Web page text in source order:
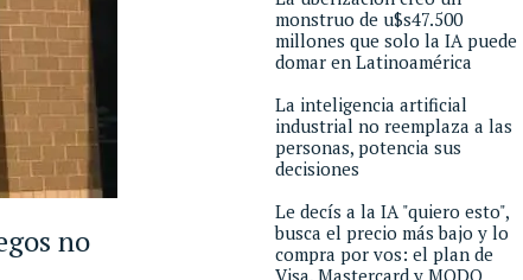
no
monstruo de u$s47.500
millones que solo la IA puede
domar en Latinoamérica
La inteligencia artificial
industrial no reemplaza a las
personas, potencia sus
decisiones
Le decís a la IA "quiero esto",
busca el precio más bajo y lo
compra por vos: el plan de
Visa, Mastercard y MODO